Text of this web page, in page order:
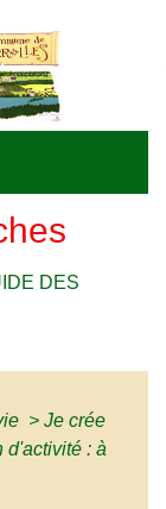
DES
> Je crée
d'activité : à